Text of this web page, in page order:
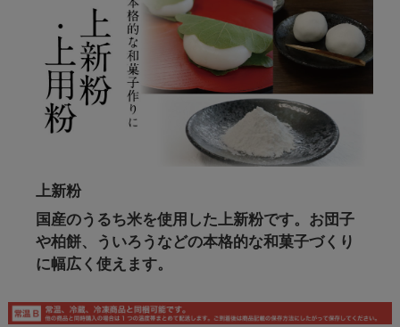
上新粉
国産のうるち米を使用した上新粉です。お団子
や柏餅、ういろうなどの本格的な和菓子づくり
に幅広く使えます。